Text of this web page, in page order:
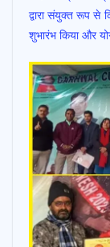
द्वारा संयुक्त रूप से
शुभारंभ किया और